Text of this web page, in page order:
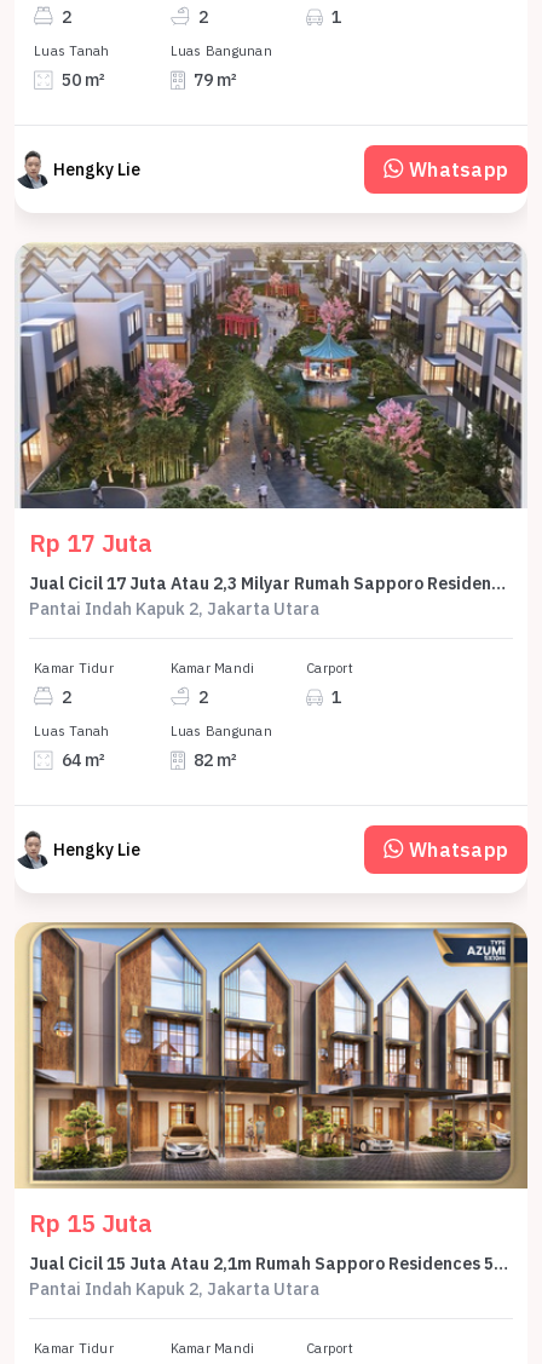
2 2 1
Luas Tanah
50 m²
Luas Bangunan
79 m²
Hengky Lie Whatsapp
Rp 17 Juta
Jual Cicil 17 Juta Atau 2,3 Milyar Rumah Sapporo Residences 6,5x10 Ayame Hoek 2 Lantai Samping Pasir Putih Villa Pik2 - Sell House Sapporo 6,5x10 Ayame Corner 2 Floor Side Of Pasir Putih Villa Pik 2
Pantai Indah Kapuk 2, Jakarta Utara
Kamar Tidur
2
Kamar Mandi
2
Carport
1
Luas Tanah
64 m²
Luas Bangunan
82 m²
Hengky Lie Whatsapp
Rp 15 Juta
Jual Cicil 15 Juta Atau 2,1m Rumah Sapporo Residences 5x10 Azumi 3 Lantai Samping Pasir Putih Villa Pik2 - Sell House Sapporo 5x10 Azumi 3 Floor Side Of Pasir Putih Villa Pik 2
Pantai Indah Kapuk 2, Jakarta Utara
Kamar Tidur Kamar Mandi Carport